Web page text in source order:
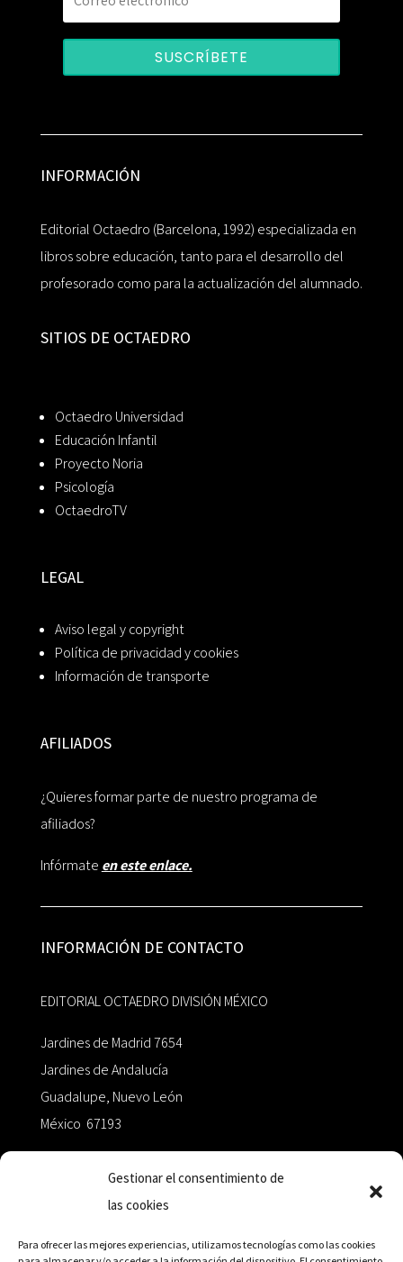
Gestionar el consentimiento de
las cookies
Para ofrecer las mejores experiencias, utilizamos tecnologías como las cookies
SUSCRÍBETE
INFORMACIÓN
Editorial Octaedro (Barcelona, 1992) especializada en
libros sobre educación, tanto para el desarrollo del
profesorado como para la actualización del alumnado.
SITIOS DE OCTAEDRO
Octaedro Universidad
Educación Infantil
Proyecto Noria
Psicología
OctaedroTV
LEGAL
Aviso legal y copyright
Política de privacidad y cookies
Información de transporte
AFILIADOS
¿Quieres formar parte de nuestro programa de
afiliados?
Infórmate en este enlace.
INFORMACIÓN DE CONTACTO
EDITORIAL OCTAEDRO DIVISIÓN MÉXICO
Jardines de Madrid 7654
Jardines de Andalucía
Guadalupe, Nuevo León
México 67193
+52 811.499.5638